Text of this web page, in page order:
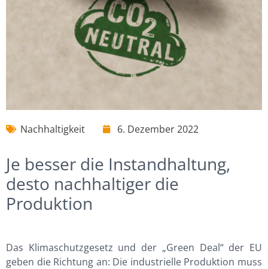
Nachhaltigkeit 6. Dezember 2022
Je besser die Instandhaltung,
desto nachhaltiger die
Produktion
Das Klimaschutzgesetz und der „Green Deal“ der EU
geben die Richtung an: Die industrielle Produktion muss